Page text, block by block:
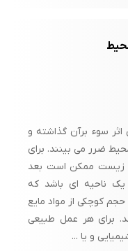
سوء برآن گذاشته و
ضرر می بینند. برای
زیست ممکن است بعد
ناحیه ای باشد که
کوچکی از مواد مایع
برای هر عمل طبیعی
و یا ...